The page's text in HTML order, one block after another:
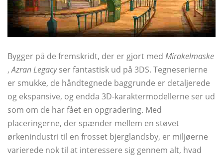
Bygger på de fremskridt, der er gjort med Mirakelmaske
,Azran Legacyser fantastisk ud på 3DS. Tegneserierne
er smukke, de håndtegnede baggrunde er detaljerede
og ekspansive, og endda 3D-karaktermodellerne ser ud
som om de har fået en opgradering. Med
placeringerne, der spænder mellem en støvet
ørkenindustri til en frosset bjerglandsby, er miljøerne
varierede nok til at interessere sig gennem alt, hvad